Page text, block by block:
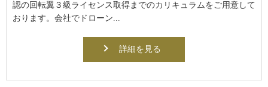
認の回転翼３級ライセンス取得までのカリキュラムをご用意して
おります。会社でドローン...
詳細を見る